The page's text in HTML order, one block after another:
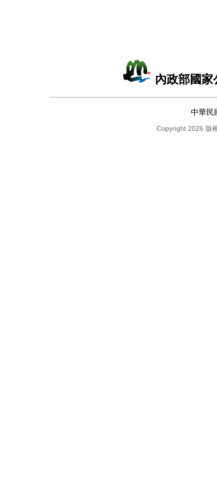
內政部國
中華民
Copyright 2026 版